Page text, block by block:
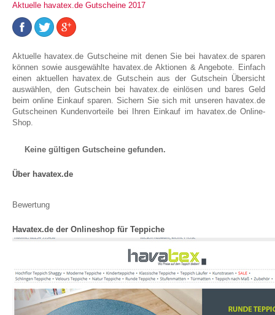
Aktuelle havatex.de Gutscheine 2017
Aktuelle havatex.de Gutscheine mit denen Sie bei havatex.de sparen
können sowie ausgewählte havatex.de Aktionen & Angebote. Einfach
einen aktuellen havatex.de Gutschein aus der Gutschein Übersicht
auswählen, den Gutschein bei havatex.de einlösen und bares Geld
beim online Einkauf sparen. Sichern Sie sich mit unseren havatex.de
Gutscheinen Kundenvorteile bei Ihren Einkauf im havatex.de Online-
Shop.
Keine gültigen Gutscheine gefunden.
Über havatex.de
Bewertung
Havatex.de der Onlineshop für Teppiche